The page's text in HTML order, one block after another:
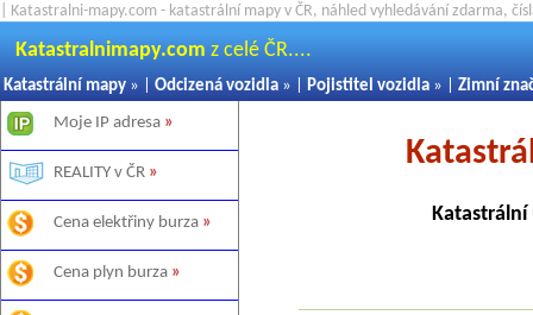
| Katastralni-mapy.com - katastrální mapy v ČR, náhled vyhledávání zdarma,
Katastralnimapy.com z celé ČR....
Katastrální mapy » | Odcizená vozidla » | Pojistitel vozidla » | Zimní
Moje IP adresa »
REALITY v ČR »
Cena elektřiny burza »
Cena plyn burza »